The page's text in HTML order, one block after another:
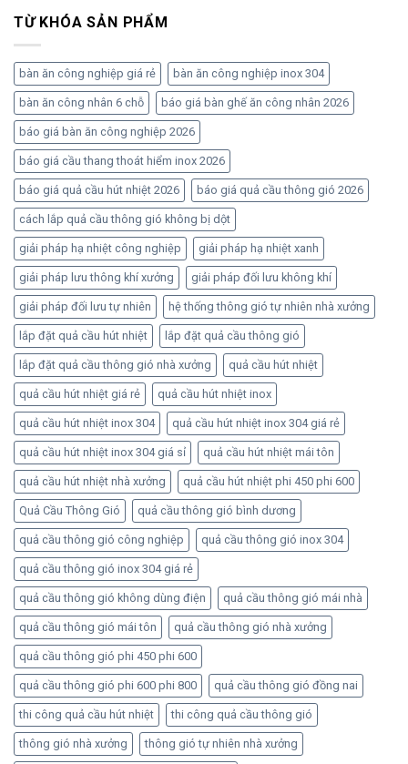
TỪ KHÓA SẢN PHẨM
bàn ăn công nghiệp giá rẻ bàn ăn công nghiệp inox 304
bàn ăn công nhân 6 chỗ báo giá bàn ghế ăn công nhân 2026
báo giá bàn ăn công nghiệp 2026
báo giá cầu thang thoát hiểm inox 2026
báo giá quả cầu hút nhiệt 2026 báo giá quả cầu thông gió 2026
cách lắp quả cầu thông gió không bị dột
giải pháp hạ nhiệt công nghiệp giải pháp hạ nhiệt xanh
giải pháp lưu thông khí xưởng giải pháp đối lưu không khí
giải pháp đối lưu tự nhiên hệ thống thông gió tự nhiên nhà xưởng
lắp đặt quả cầu hút nhiệt lắp đặt quả cầu thông gió
lắp đặt quả cầu thông gió nhà xưởng quả cầu hút nhiệt
quả cầu hút nhiệt giá rẻ quả cầu hút nhiệt inox
quả cầu hút nhiệt inox 304 quả cầu hút nhiệt inox 304 giá rẻ
quả cầu hút nhiệt inox 304 giá sỉ quả cầu hút nhiệt mái tôn
quả cầu hút nhiệt nhà xưởng quả cầu hút nhiệt phi 450 phi 600
Quả Cầu Thông Gió quả cầu thông gió bình dương
quả cầu thông gió công nghiệp quả cầu thông gió inox 304
quả cầu thông gió inox 304 giá rẻ
quả cầu thông gió không dùng điện quả cầu thông gió mái nhà
quả cầu thông gió mái tôn quả cầu thông gió nhà xưởng
quả cầu thông gió phi 450 phi 600
quả cầu thông gió phi 600 phi 800 quả cầu thông gió đồng nai
thi công quả cầu hút nhiệt thi công quả cầu thông gió
thông gió nhà xưởng thông gió tự nhiên nhà xưởng